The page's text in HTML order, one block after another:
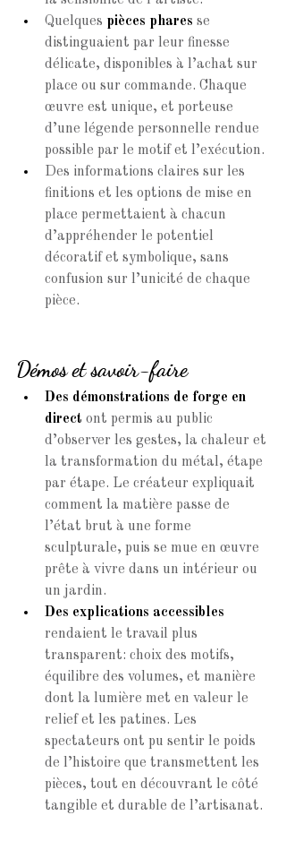
Quelques pièces phares se
distinguaient par leur finesse
délicate, disponibles à l’achat sur
place ou sur commande. Chaque
œuvre est unique, et porteuse
d’une légende personnelle rendue
possible par le motif et l’exécution.
Des informations claires sur les
finitions et les options de mise en
place permettaient à chacun
d’appréhender le potentiel
décoratif et symbolique, sans
confusion sur l’unicité de chaque
pièce.
Démos et savoir-faire
Des démonstrations de forge en
direct ont permis au public
d’observer les gestes, la chaleur et
la transformation du métal, étape
par étape. Le créateur expliquait
comment la matière passe de
l’état brut à une forme
sculpturale, puis se mue en œuvre
prête à vivre dans un intérieur ou
un jardin.
Des explications accessibles
rendaient le travail plus
transparent: choix des motifs,
équilibre des volumes, et manière
dont la lumière met en valeur le
relief et les patines. Les
spectateurs ont pu sentir le poids
de l’histoire que transmettent les
pièces, tout en découvrant le côté
tangible et durable de l’artisanat.